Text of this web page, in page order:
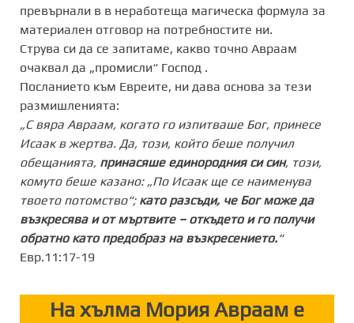
превърнали в в неработеща магическа формула за
материален отговор на потребностите ни.
Струва си да се запитаме, какво точно Авраам
очаквал да „промисли“ Господ .
Посланието към Евреите, ни дава основа за тези
размишленията:
„С вяра Авраам, когато го изпитваше Бог, принесе
Исаак в жертва. Да, този, който беше получил
обещанията, принасяше единородния си син, този,
комуто беше казано: „По Исаак ще се наименува
твоето потомство“; като разсъди, че Бог може да
възкресява и от мъртвите – откъдето и го получи
обратно като предобраз на възкресението.“
Евр.11:17-19
На хълма Мория Авраам е